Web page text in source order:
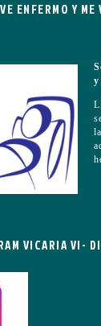
ENFERMO Y
y
VICARIA VI-